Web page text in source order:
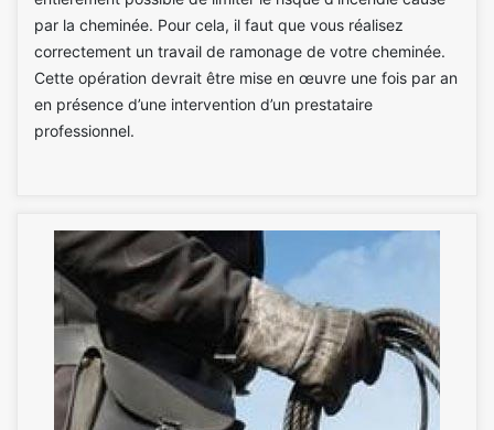
par la cheminée. Pour cela, il faut que vous réalisez
correctement un travail de ramonage de votre cheminée.
Cette opération devrait être mise en œuvre une fois par an
en présence d’une intervention d’un prestataire
professionnel.